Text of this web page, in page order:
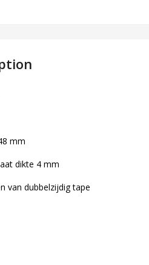
mm
dikte 4 mm
van dubbelzijdig tape